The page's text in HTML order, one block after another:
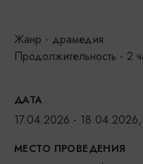
Жанр - драмедия
Продолжительность - 2
ДАТА
17.04.2026 -
МЕСТО ПРОВЕДЕНИЯ